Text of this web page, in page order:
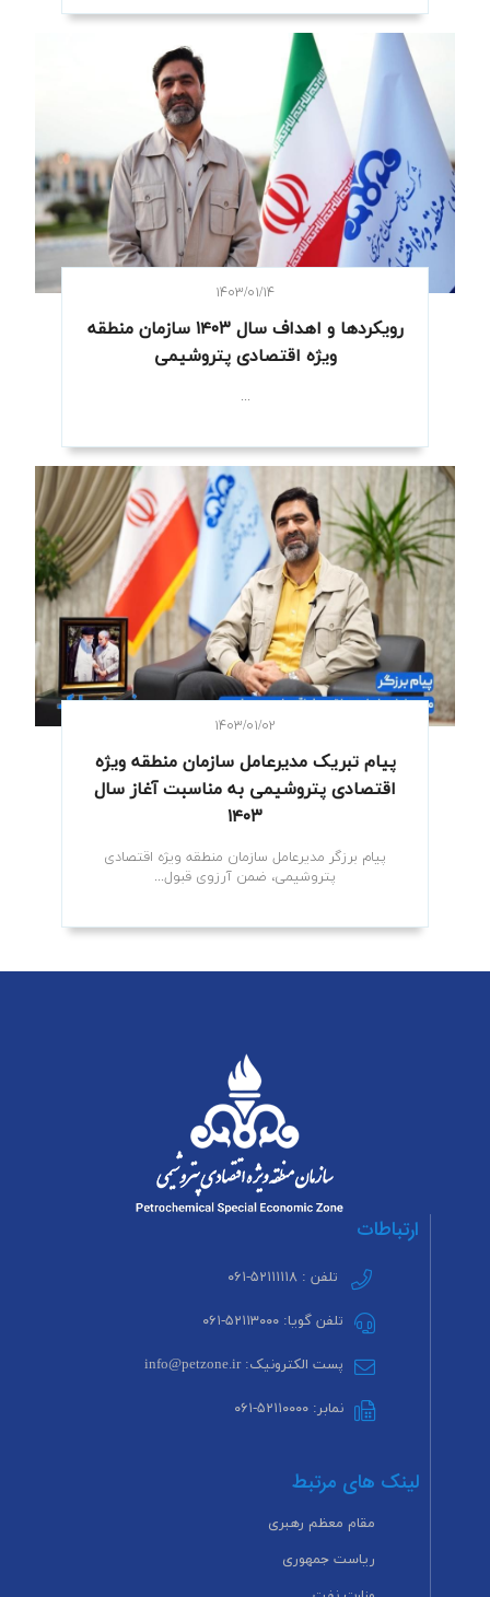
۱۴۰۳/۰۱/۱۴
رویکردها و اهداف سال ۱۴۰۳ سازمان منطقه
ویژه اقتصادی پتروشیمی
...
۱۴۰۳/۰۱/۰۲
پیام تبریک مدیرعامل سازمان منطقه ویژه
اقتصادی پتروشیمی به مناسبت آغاز سال
۱۴۰۳
پیام برزگر مدیرعامل سازمان منطقه ویژه اقتصادی
پتروشیمی، ضمن آرزوی قبول...
ارتباطات
تلفن : ۵۲۱۱۱۱۱۸-۰۶۱
تلفن گویا: ۵۲۱۱۳۰۰۰-۰۶۱
پست الکترونیک: info@petzone.ir
نمابر: ۵۲۱۱۰۰۰۰-۰۶۱
لینک های مرتبط
مقام معظم رهبری
ریاست جمهوری